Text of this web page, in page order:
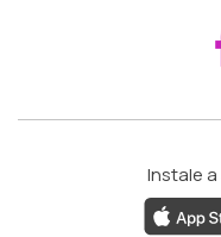
Instale